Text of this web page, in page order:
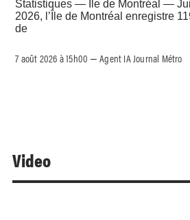
Statistiques — Île de Montréal —
2026, l’Île de Montréal enregistre
de
7 août 2026 à 15h00 –Agent IA Journal Métro
Video